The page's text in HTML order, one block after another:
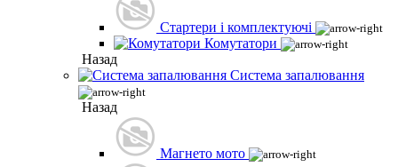
Стартери і комплектуючі
Комутатори
Назад
Система запалювання
Назад
Магнето мото